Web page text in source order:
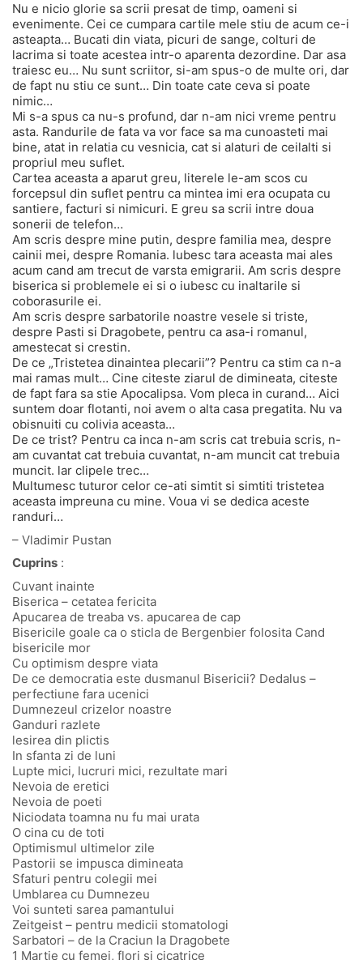
Nu e nicio glorie sa scrii presat de timp, oameni si
evenimente. Cei ce cumpara cartile mele stiu de acum ce-i
asteapta… Bucati din viata, picuri de sange, colturi de
lacrima si toate acestea intr-o aparenta dezordine. Dar asa
traiesc eu… Nu sunt scriitor, si-am spus-o de multe ori, dar
de fapt nu stiu ce sunt… Din toate cate ceva si poate
nimic…
Mi s-a spus ca nu-s profund, dar n-am nici vreme pentru
asta. Randurile de fata va vor face sa ma cunoasteti mai
bine, atat in relatia cu vesnicia, cat si alaturi de ceilalti si
propriul meu suflet.
Cartea aceasta a aparut greu, literele le-am scos cu
forcepsul din suflet pentru ca mintea imi era ocupata cu
santiere, facturi si nimicuri. E greu sa scrii intre doua
sonerii de telefon…
Am scris despre mine putin, despre familia mea, despre
cainii mei, despre Romania. lubesc tara aceasta mai ales
acum cand am trecut de varsta emigrarii. Am scris despre
biserica si problemele ei si o iubesc cu inaltarile si
coborasurile ei.
Am scris despre sarbatorile noastre vesele si triste,
despre Pasti si Dragobete, pentru ca asa-i romanul,
amestecat si crestin.
De ce „Tristetea dinaintea plecarii”? Pentru ca stim ca n-a
mai ramas mult… Cine citeste ziarul de dimineata, citeste
de fapt fara sa stie Apocalipsa. Vom pleca in curand… Aici
suntem doar flotanti, noi avem o alta casa pregatita. Nu va
obisnuiti cu colivia aceasta…
De ce trist? Pentru ca inca n-am scris cat trebuia scris, n-
am cuvantat cat trebuia cuvantat, n-am muncit cat trebuia
muncit. lar clipele trec…
Multumesc tuturor celor ce-ati simtit si simtiti tristetea
aceasta impreuna cu mine. Voua vi se dedica aceste
randuri…
– Vladimir Pustan
Cuprins :
Cuvant inainte
Biserica – cetatea fericita
Apucarea de treaba vs. apucarea de cap
Bisericile goale ca o sticla de Bergenbier folosita Cand
bisericile mor
Cu optimism despre viata
De ce democratia este dusmanul Bisericii? Dedalus –
perfectiune fara ucenici
Dumnezeul crizelor noastre
Ganduri razlete
lesirea din plictis
In sfanta zi de luni
Lupte mici, lucruri mici, rezultate mari
Nevoia de eretici
Nevoia de poeti
Niciodata toamna nu fu mai urata
O cina cu de toti
Optimismul ultimelor zile
Pastorii se impusca dimineata
Sfaturi pentru colegii mei
Umblarea cu Dumnezeu
Voi sunteti sarea pamantului
Zeitgeist – pentru medicii stomatologi
Sarbatori – de la Craciun la Dragobete
1 Martie cu femei, flori si cicatrice